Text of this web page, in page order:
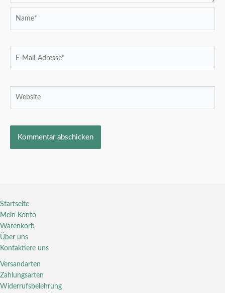
Startseite
Mein Konto
Warenkorb
Über uns
Kontaktiere uns
Versandarten
Zahlungsarten
Widerrufsbelehrung